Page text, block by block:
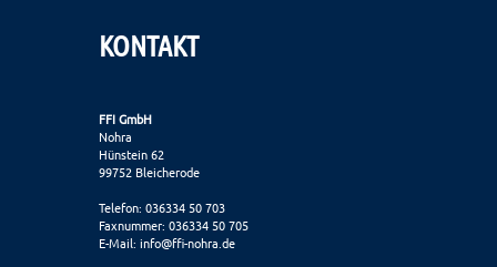
KONTAKT
FFI GmbH
Nohra
Hünstein 62
99752 Bleicherode
Telefon: 036334 50 703
Faxnummer: 036334 50 705
E-Mail: info@ffi-nohra.de